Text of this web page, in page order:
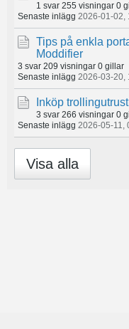
1 svar 255 visningar 0
Senaste inlägg 2026-01-02,
Tips på enkla
Moddifier
3 svar 209 visningar 0 gillar
Senaste inlägg 2026-03-20,
Inköp
3 svar 266 visningar 0
Senaste inlägg 2026-05-11,
Visa alla